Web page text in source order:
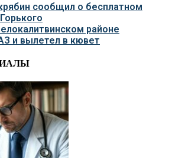
сообщил о бесплатном
районе
и вылетел в кювет